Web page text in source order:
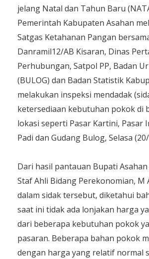
jelang Natal dan Tahun Baru
Pemerintah Kabupaten Asahan
Satgas Ketahanan Pangan
Danramil12/AB Kisaran, Dinas
Perhubungan, Satpol PP, Badan
(BULOG) dan Badan Statistik
melakukan inspeksi mendadak
ketersediaan kebutuhan pokok di
lokasi seperti Pasar Kartini, Pasar
Padi dan Gudang Bulog, Selasa
Dari hasil pantauan Bupati
Staf Ahli Bidang Perekonomian, M
dalam sidak tersebut, diketahui
saat ini tidak ada lonjakan harga
dari beberapa kebutuhan pokok
pasaran. Beberapa bahan pokok
dengan harga yang relatif normal